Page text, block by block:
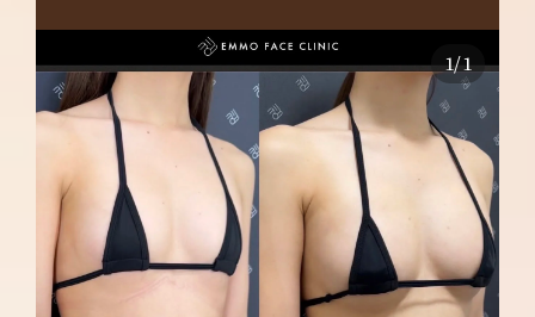
疹・痒み・むくみ・発熱・咳・冷や汗・胸痛・
吸引部の皮膚が硬くなる、凹凸になる・効果に
満足できない・施術箇所の知覚の麻痺・鈍さ、
しびれ・皮膚の色素沈着など
肩：¥148,000～
リスク/副作用：だるさ・熱感・頭痛・蕁麻
疹・痒み・むくみ・発熱・咳・冷や汗・胸痛・
吸引部の皮膚が硬くなる、凹凸になる・効果に
満足できない・施術箇所の知覚の麻痺・鈍さ、
しびれ・皮膚の色素沈着などを生じることがあ
ります。
1/1